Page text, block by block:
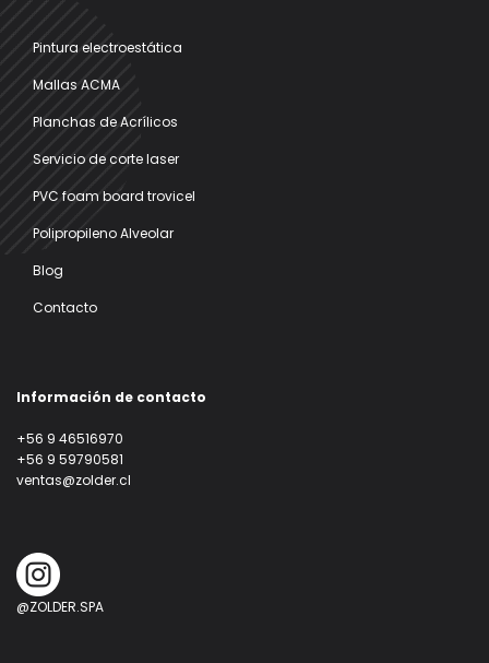
Pintura electroestática
Mallas ACMA
Planchas de Acrílicos
Servicio de corte laser
PVC foam board trovicel
Polipropileno Alveolar
Blog
Contacto
Información de contacto
+56 9 46516970
+56 9 59790581
ventas@zolder.cl
@ZOLDER.SPA